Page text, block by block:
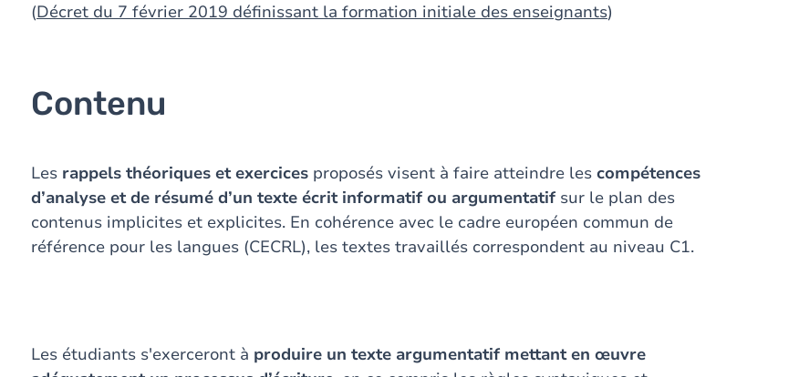
(Décret du 7 février 2019 définissant la formation initiale des enseignants)
Contenu
Les rappels théoriques et exercices proposés visent à faire atteindre les compétences
d’analyse et de résumé d’un texte écrit informatif ou argumentatif sur le plan des
contenus implicites et explicites. En cohérence avec le cadre européen commun de
référence pour les langues (CECRL), les textes travaillés correspondent au niveau C1.
Les étudiants s'exerceront à produire un texte argumentatif mettant en œuvre